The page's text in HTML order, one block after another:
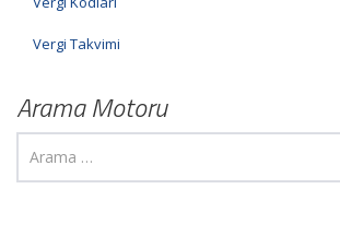
Vergi Takvimi
Arama Motoru